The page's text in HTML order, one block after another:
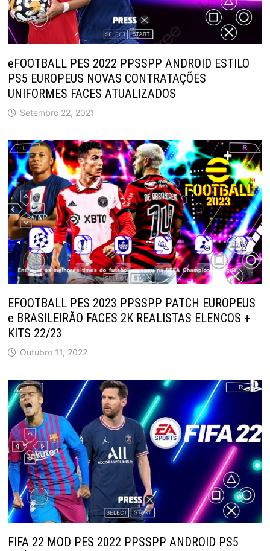
eFOOTBALL PES 2022 PPSSPP ANDROID ESTILO
PS5 EUROPEUS NOVAS CONTRATAÇÕES
UNIFORMES FACES ATUALIZADOS
Setembro 22, 2021
EFOOTBALL PES 2023 PPSSPP PATCH EUROPEUS
e BRASILEIRÃO FACES 2K REALISTAS ELENCOS +
KITS 22/23
Outubro 11, 2022
FIFA 22 MOD PES 2022 PPSSPP ANDROID PS5